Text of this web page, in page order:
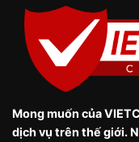
Mong muốn của
dịch vụ trên thế giới.